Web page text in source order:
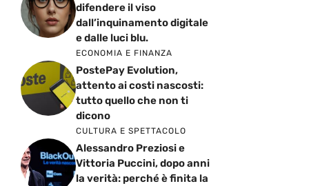
difendere il viso
dall’inquinamento digitale
e dalle luci blu.
ECONOMIA E FINANZA
PostePay Evolution,
attento ai costi nascosti:
tutto quello che non ti
dicono
CULTURA E SPETTACOLO
Alessandro Preziosi e
Vittoria Puccini, dopo anni
la verità: perché è finita la